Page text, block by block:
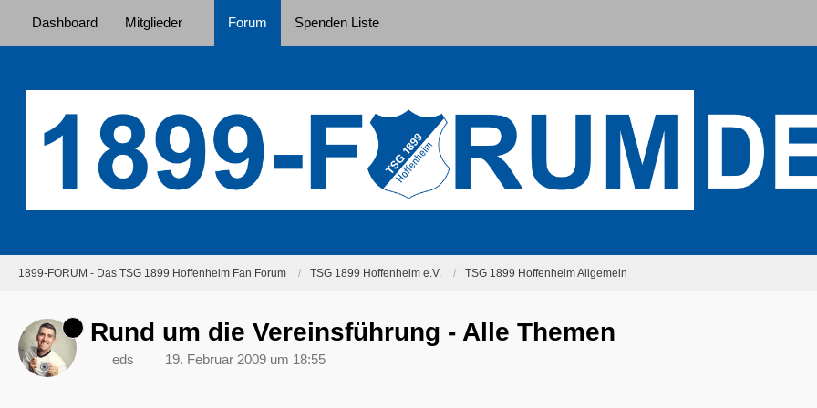
Dashboard Mitglieder Forum Spenden Liste
1899-FORUM - Das TSG 1899 Hoffenheim Fan Forum TSG 1899 Hoffenheim e.V. TSG 1899 Hoffenheim Allgemein
Rund um die Vereinsführung - Alle Themen
eds 19. Februar 2009 um 18:55